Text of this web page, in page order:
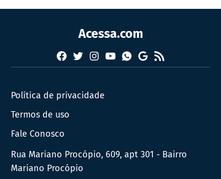
Acessa.com
Facebook
TwitterInstagram
YouTubeWhatsapp
Google
News
RSS
Política de privacidade
Termos de uso
Fale Conosco
Rua Mariano Procópio, 609, apt 301 - Bairro
Mariano Procópio